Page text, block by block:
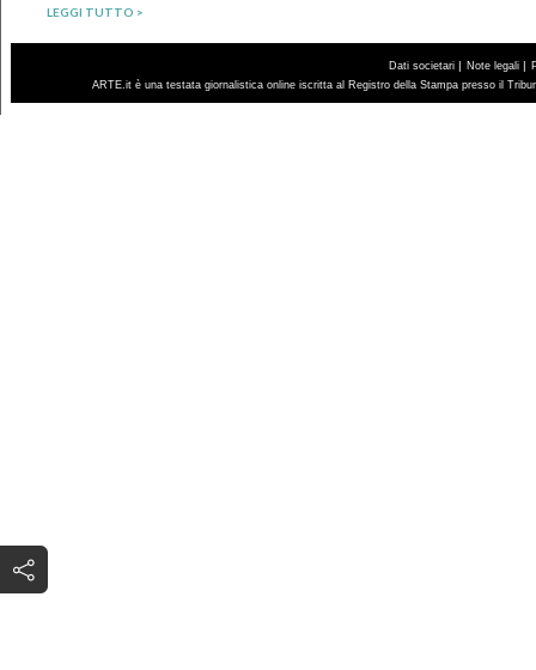
LEGGI TUTTO >
Dati societari | Note legali |
ARTE.it è una testata giornalistica online iscritta al Registro della Stampa presso il